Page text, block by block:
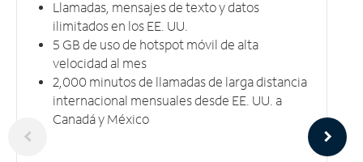
Llamadas, mensajes de texto y datos
ilimitados en los EE. UU.
5 GB​​​​​​​ de uso de hotspot móvil ​​​​​​​de alta
velocidad al mes
2,000 minutos de llamadas de larga distancia
internacional mensuales desde EE. UU. a
Canadá y México